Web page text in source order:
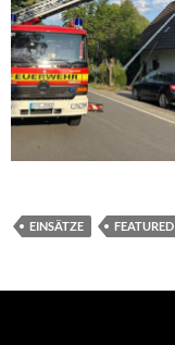
EINSÄTZE FEATURED